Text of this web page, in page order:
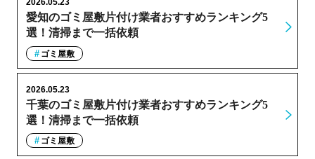
愛知のゴミ屋敷片付け業者おすすめランキング5
選！清掃まで一括依頼
2026.05.23
ゴミ屋敷
千葉のゴミ屋敷片付け業者おすすめランキング5
選！清掃まで一括依頼
2026.05.23
ゴミ屋敷